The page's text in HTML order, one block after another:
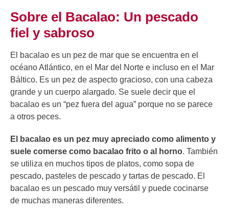
Sobre el Bacalao: Un pescado
fiel y sabroso
El bacalao es un pez de mar que se encuentra en el
océano Atlántico, en el Mar del Norte e incluso en el Mar
Báltico. Es un pez de aspecto gracioso, con una cabeza
grande y un cuerpo alargado. Se suele decir que el
bacalao es un “pez fuera del agua” porque no se parece
a otros peces.
El bacalao es un pez muy apreciado como alimento y
suele comerse como bacalao frito o al horno. También
se utiliza en muchos tipos de platos, como sopa de
pescado, pasteles de pescado y tartas de pescado. El
bacalao es un pescado muy versátil y puede cocinarse
de muchas maneras diferentes.